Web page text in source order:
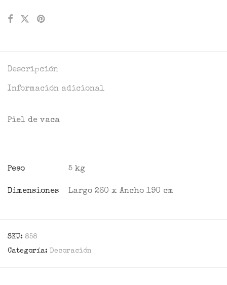
Descripción
Información adicional
Piel de vaca
Peso 5 kg
Dimensiones Largo 260 x Ancho 190 cm
SKU: 858
Categoría: Decoración